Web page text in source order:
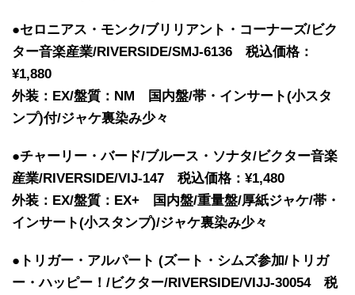
●セロニアス・モンク/ブリリアント・コーナーズ/ビク
ター音楽産業/RIVERSIDE/SMJ-6136 税込価格：
¥1,880
外装：EX/盤質：NM 国内盤/帯・インサート(小スタ
ンプ)付/ジャケ裏染み少々
●チャーリー・バード/ブルース・ソナタ/ビクター音楽
産業/RIVERSIDE/VIJ-147 税込価格：¥1,480
外装：EX/盤質：EX+ 国内盤/重量盤/厚紙ジャケ/帯・
インサート(小スタンプ)/ジャケ裏染み少々
●トリガー・アルパート (ズート・シムズ参加/トリガ
ー・ハッピー！/ビクター/RIVERSIDE/VIJJ-30054 税